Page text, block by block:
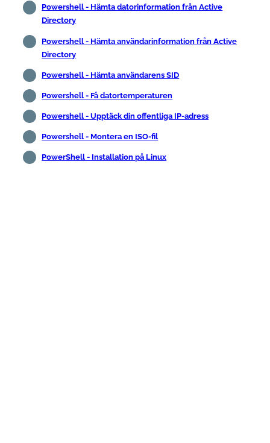
Powershell - Hämta datorinformation från Active
Directory
Powershell - Hämta användarinformation från Active
Directory
Powershell - Hämta användarens SID
Powershell - Få datortemperaturen
Powershell - Upptäck din offentliga IP-adress
Powershell - Montera en ISO-fil
PowerShell - Installation på Linux